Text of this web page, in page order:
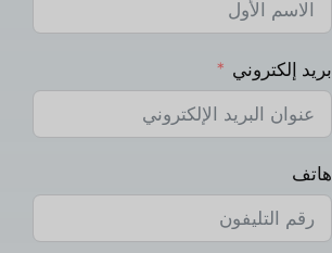
بريد إلكتروني
هاتف